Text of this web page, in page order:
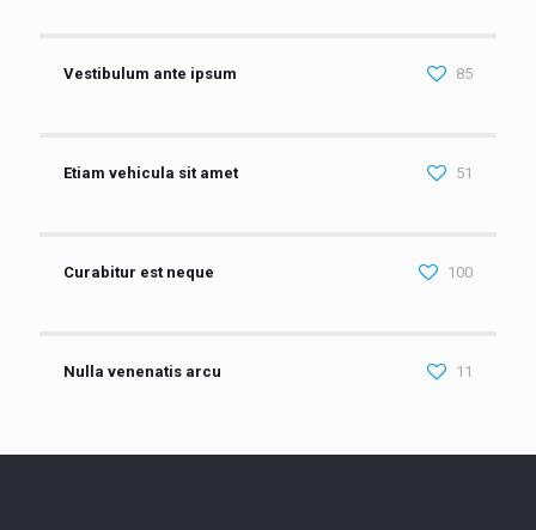
Vestibulum ante ipsum 85
Etiam vehicula sit amet 51
Curabitur est neque 100
Nulla venenatis arcu 11